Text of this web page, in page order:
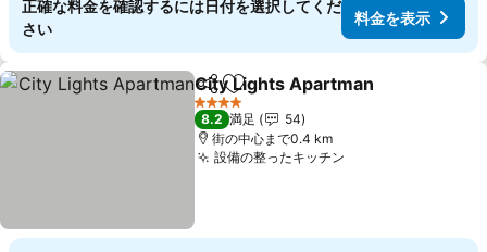
正確な料金を確認するには日付を選択してくだ
さい
料金を表示
シェアお気に入りに追加
City Lights Apartman
4 ホテルのランク
8.2 満足
54
街の中心まで0.4 km
設備の整ったキッチン